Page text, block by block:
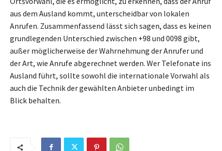
aus dem Ausland kommt, unterscheidbar von lokalen
Anrufen. Zusammenfassend lässt sich sagen, dass es keinen
grundlegenden Unterschied zwischen +98 und 0098 gibt,
außer möglicherweise der Wahrnehmung der Anrufer und
der Art, wie Anrufe abgerechnet werden. Wer Telefonate ins
Ausland führt, sollte sowohl die internationale Vorwahl als
auch die Technik der gewählten Anbieter unbedingt im
Blick behalten.